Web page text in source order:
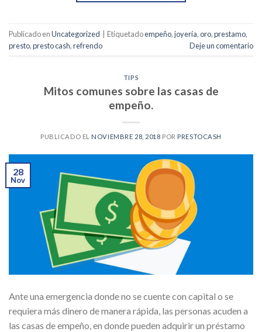
Publicado enUncategorized Etiquetadoempeño,joyería,oro,prestamo,
presto,presto cash,refrendo Deje un comentario
TIPS
Mitos comunes sobre las casas de
empeño.
PUBLICADO EL NOVIEMBRE 28, 2018 POR PRESTOCASH
28
Nov
Ante una emergencia donde no se cuente con capital o se
requiera más dinero de manera rápida, las personas acuden a
las casas de empeño, en donde pueden adquirir un préstamo